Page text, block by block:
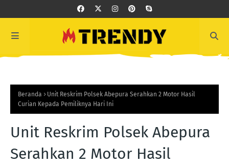
Beranda
Unit Reskrim Polsek Abepura Serahkan 2 Motor Hasil
Curian Kepada Pemiliknya Hari Ini
Unit Reskrim Polsek Abepura
Serahkan 2 Motor Hasil